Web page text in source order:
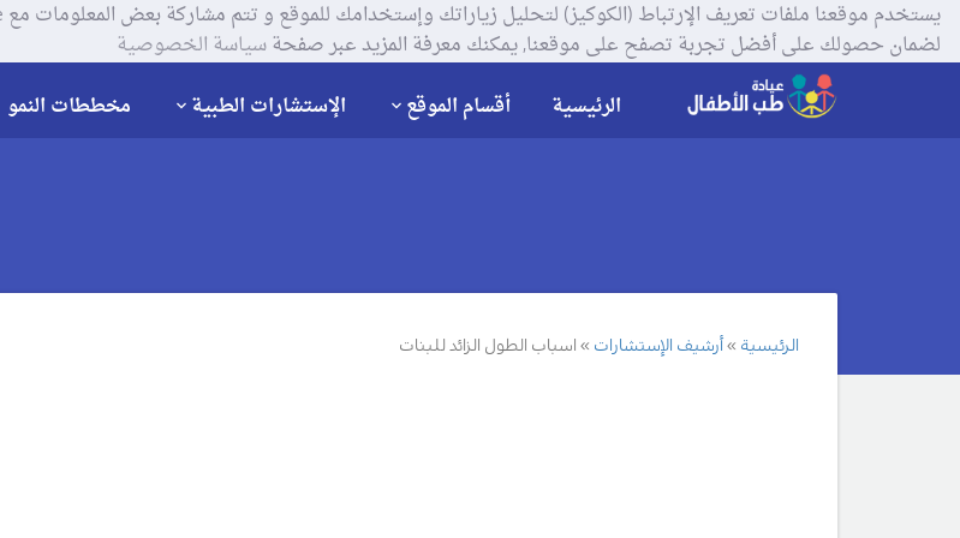
لضمان حصولك على أفضل تجربة تصفح على موقعنا, يمكنك معرفة المزيد عبر صفحةسياسة الخصوصية
الرئيسية أقسام الموقع الإستشارات الطبية مخططات النمو
الرئيسية أرشيف الإستشارات اسباب الطول الزائد للبنات